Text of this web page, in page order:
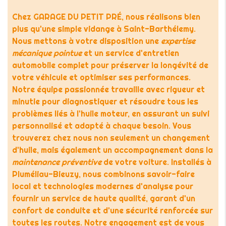
Chez GARAGE DU PETIT PRÉ, nous réalisons bien
plus qu'une simple vidange à Saint-Barthélemy.
Nous mettons à votre disposition une expertise
mécanique pointueet un service d'entretien
automobile complet pour préserver la longévité de
votre véhicule et optimiser ses performances.
Notre équipe passionnée travaille avec rigueur et
minutie pour diagnostiquer et résoudre tous les
problèmes liés à l'huile moteur, en assurant un suivi
personnalisé et adapté à chaque besoin. Vous
trouverez chez nous non seulement un changement
d'huile, mais également un accompagnement dans la
maintenance préventivede votre voiture. Installés à
Pluméliau-Bieuzy, nous combinons savoir-faire
local et technologies modernes d'analyse pour
fournir un service de haute qualité, garant d'un
confort de conduite et d'une sécurité renforcée sur
toutes les routes. Notre engagement est de vous